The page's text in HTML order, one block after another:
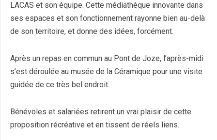
LACAS et son équipe. Cette médiathèque innovante dans
ses espaces et son fonctionnement rayonne bien au-delà
de son territoire, et donne des idées, forcément.
Après un repas en commun au Pont de Joze, l’après-midi
s’est déroulée au musée de la Céramique pour une visite
guidée de ce très bel endroit.
Bénévoles et salariées retirent un vrai plaisir de cette
proposition récréative et en tissent de réels liens.